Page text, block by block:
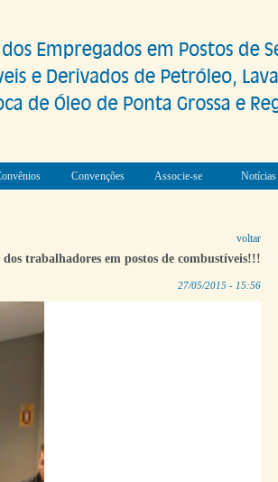
Convenções Associe-se Notícias
voltar
trabalhadores em postos de combustíveis!!!
27/05/2015 - 15:56